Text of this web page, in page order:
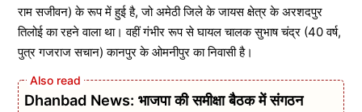
राम सजीवन) के रूप में हुई है, जो अमेठी जिले के जायस क्षेत्र के अरशदपुर
तिलोई का रहने वाला था। वहीं गंभीर रूप से घायल चालक सुभाष चंद्र (40 वर्ष,
पुत्र गजराज सचान) कानपुर के ओमनीपुर का निवासी है।
Dhanbad News: भाजपा की समीक्षा बैठक में संगठन